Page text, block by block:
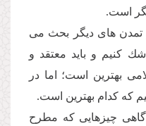
است.
تمدن هاى دیگر بحث مى
كنیم و باید معتقد و
بهترین است؛ اما در
كه كدام بهترین است.
گاهى چیزهایى كه مطرح